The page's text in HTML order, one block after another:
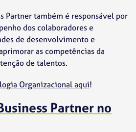
Partner também é responsável por
dos colaboradores e
de desenvolvimento e
as competências da
de talentos.
Organizacionalaqui!
Partner no